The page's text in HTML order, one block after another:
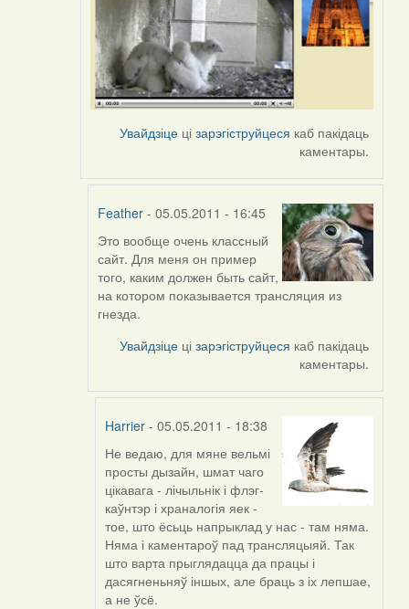
Увайдзіце цізарэгіструйцеся каб пакідаць
каментары.
Feather- 05.05.2011 - 16:45
In
reply
to
by
Harrier
Это вообще очень классный
сайт. Для меня он пример
того, каким должен быть сайт,
на котором показывается трансляция из
гнезда.
Увайдзіце цізарэгіструйцеся каб пакідаць
каментары.
Harrier- 05.05.2011 - 18:38
In
reply
to
by
Feather
Не ведаю, для мяне вельмі
просты дызайн, шмат чаго
цікавага - лічыльнік і флэг-
каўнтэр і храналогія яек -
тое, што ёсьць напрыклад у нас - там няма.
Няма і каментароў пад трансляцыяй. Так
што варта прыглядацца да працы і
дасягненьняў іншых, але браць з іх лепшае,
а не ўсё.